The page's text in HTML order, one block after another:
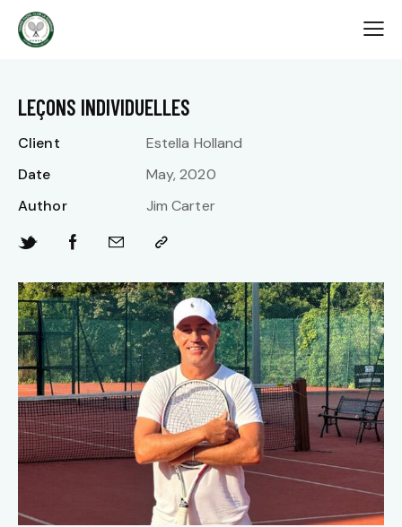
LEÇONS INDIVIDUELLES
Client
Estella Holland
Date
May, 2020
Author
Jim Carter